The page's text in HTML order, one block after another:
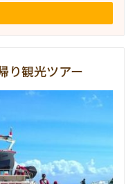
り観光ツアー